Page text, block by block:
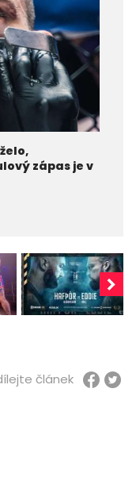
zápas je v
článek